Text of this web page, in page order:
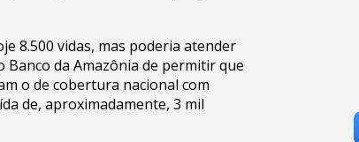
8.500 vidas, mas poderia atender
Banco da Amazônia de permitir que
o de cobertura nacional com
de, aproximadamente, 3 mil